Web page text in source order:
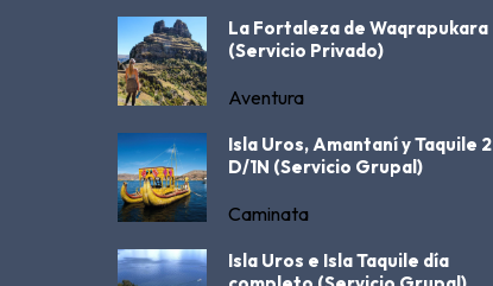
La Fortaleza de Waqrapukara
(Servicio Privado)
Aventura
Isla Uros, Amantaní y Taquile 2
D/1N (Servicio Grupal)
Caminata
Isla Uros e Isla Taquile día